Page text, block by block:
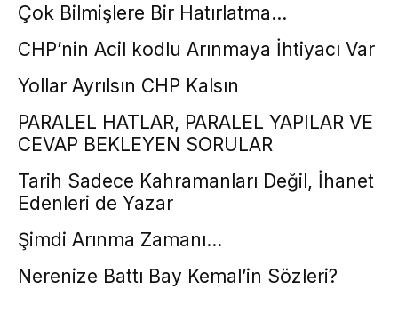
Çok Bilmişlere Bir Hatırlatma…
CHP’nin Acil kodlu Arınmaya İhtiyacı Var
Yollar Ayrılsın CHP Kalsın
PARALEL HATLAR, PARALEL YAPILAR VE
CEVAP BEKLEYEN SORULAR
Tarih Sadece Kahramanları Değil, İhanet
Edenleri de Yazar
Şimdi Arınma Zamanı…
Nerenize Battı Bay Kemal’in Sözleri?